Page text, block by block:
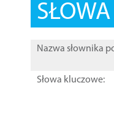
Nazwa słownika
Słowa kluczowe: